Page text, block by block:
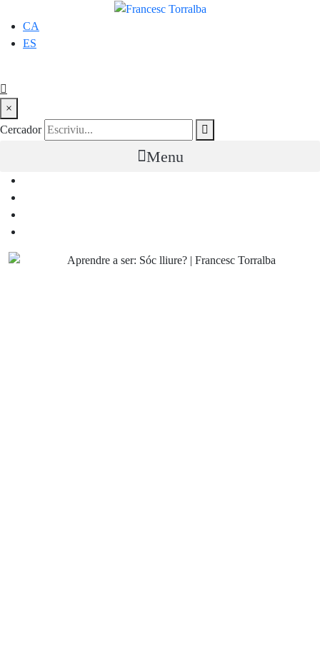
CA
ES
×
Cercador
Menu